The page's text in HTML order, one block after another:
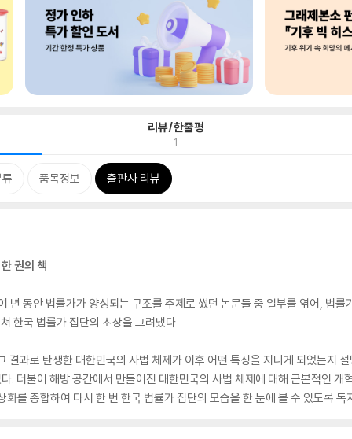
리뷰/한줄평
1
품목정보 출판사 리뷰
권의 책
년 동안 법률가가 양성되는 구조를 주제로 썼던 논문들 중 일부를 엮어, 법
한국 법률가 집단의 초상을 그려냈다.
결과로 탄생한 대한민국의 사법 체제가 이후 어떤 특징을 지니게 되었는지
. 더불어 해방 공간에서 만들어진 대한민국의 사법 체제에 대해 근본적인 개
를 종합하여 다시 한 번 한국 법률가 집단의 모습을 한 눈에 볼 수 있도록 독